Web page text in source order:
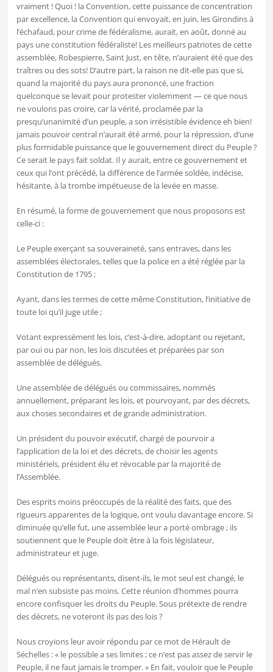
vraiment ! Quoi ! la Convention, cette puissance de concentration
par excellence, la Convention qui envoyait, en juin, les Girondins à
l’échafaud, pour crime de fédéralisme, aurait, en août, donné au
pays une constitution fédéraliste! Les meilleurs patriotes de cette
assemblée, Robespierre, Saint Just, en tête, n’auraient été que des
traîtres ou des sots! D’autre part, la raison ne dit-elle pas que si,
quand la majorité du pays aura prononcé, une fraction
quelconque se levait pour protester violemment — ce que nous
ne voulons pas croire, car la vérité, proclamée par la
presqu’unanimité d’un peuple, a son irrésistible évidence eh bien!
jamais pouvoir central n’aurait été armé, pour la répression, d’une
plus formidable puissance que le gouvernement direct du Peuple ?
Ce serait le pays fait soldat. Il y aurait, entre ce gouvernement et
ceux qui l’ont précédé, la différence de l’armée soldée, indécise,
hésitante, à la trombe impétueuse de la levée en masse.
En résumé, la forme de gouvernement que nous proposons est
celle-ci :
Le Peuple exerçant sa souveraineté, sans entraves, dans les
assemblées électorales, telles que la police en a été réglée par la
Constitution de 1795 ;
Ayant, dans les termes de cette même Constitution, l’initiative de
toute loi qu’il juge utile ;
Votant expressément les lois, c’est-à-dire, adoptant ou rejetant,
par oui ou par non, les lois discutées et préparées par son
assemblée de délégués.
Une assemblée de délégués ou commissaires, nommés
annuellement, préparant les lois, et pourvoyant, par des décrets,
aux choses secondaires et de grande administration.
Un président du pouvoir exécutif, chargé de pourvoir a
l’application de la loi et des décrets, de choisir les agents
ministériels, président élu et révocable par la majorité de
l’Assemblée.
Des esprits moins préoccupés de la réalité des faits, que des
rigueurs apparentes de la logique, ont voulu davantage encore. Si
diminuée qu’elle fut, une assemblée leur a porté ombrage ; ils
soutiennent que le Peuple doit être à la fois législateur,
administrateur et juge.
Délégués ou représentants, disent-ils, le mot seul est changé, le
mal n’en subsiste pas moins. Cette réunion d’hommes pourra
encore confisquer les droits du Peuple. Sous prétexte de rendre
des décrets, ne voteront ils pas des lois ?
Nous croyions leur avoir répondu par ce mot de Hérault de
Séchelles : « le possible a ses limites ; ce n’est pas assez de servir le
Peuple, il ne faut jamais le tromper. » En fait, vouloir que le Peuple